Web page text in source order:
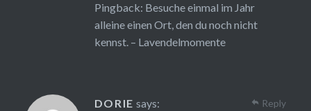
Pingback: Besuche einmal im Jahr
alleine einen Ort, den du noch nicht
kennst. – Lavendelmomente
DORIE says: Reply